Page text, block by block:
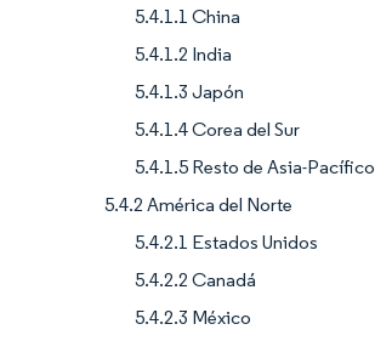
5.4.1.1 China
5.4.1.2 India
5.4.1.3 Japón
5.4.1.4 Corea del Sur
5.4.1.5 Resto de Asia-Pacífico
5.4.2 América del Norte
5.4.2.1 Estados Unidos
5.4.2.2 Canadá
5.4.2.3 México